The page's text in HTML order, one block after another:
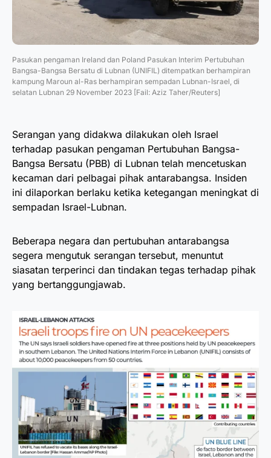
Pasukan pengaman Ireland dan Poland Pasukan Interim Pertubuhan
Bangsa-Bangsa Bersatu di Lubnan (UNIFIL) ditempatkan berhampiran
kampung Maroun al-Ras berhampiran sempadan Lubnan-Israel, di
selatan Lubnan 29 November 2023 [Fail: Aziz Taher/Reuters]
Serangan yang didakwa dilakukan oleh Israel
terhadap pasukan pengaman Pertubuhan Bangsa-
Bangsa Bersatu (PBB) di Lubnan telah mencetuskan
kecaman dari pelbagai pihak antarabangsa. Insiden
ini dilaporkan berlaku ketika ketegangan meningkat di
sempadan Israel-Lubnan.
Beberapa negara dan pertubuhan antarabangsa
segera mengutuk serangan tersebut, menuntut
siasatan terperinci dan tindakan tegas terhadap pihak
yang bertanggungjawab.